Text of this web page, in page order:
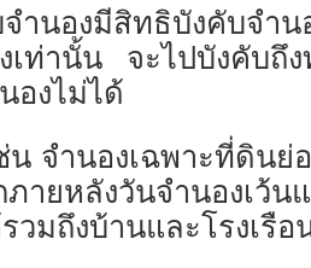
มีสิทธิบังคับจำนอง
เท่านั้น จะไปบังคับ
องไม่ได้
เฉพาะที่ดินย่อมไ
ายหลังวันจำนองเว้น
วมถึงบ้านและโรงเรื